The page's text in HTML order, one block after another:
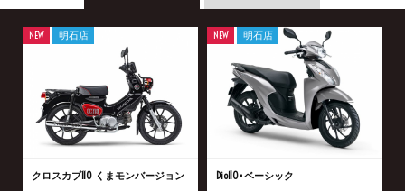
クロスカブ110 くまモンバージョン
NEW 明石店
Dio110･ベーシック
NEW 明石店